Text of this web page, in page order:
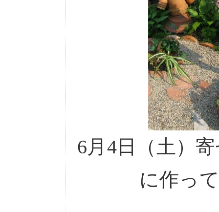
6月4日（土）
に作っ